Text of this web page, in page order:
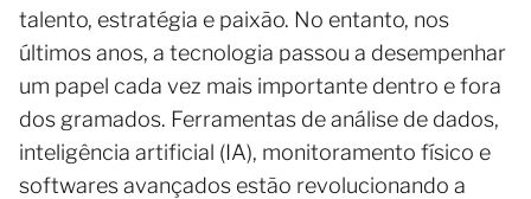
talento, estratégia e paixão. No entanto, nos
últimos anos, a tecnologia passou a desempenhar
um papel cada vez mais importante dentro e fora
dos gramados. Ferramentas de análise de dados,
inteligência artificial (IA), monitoramento físico e
softwares avançados estão revolucionando a